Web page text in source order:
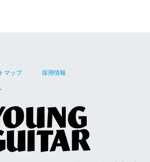
マップ 採用情報